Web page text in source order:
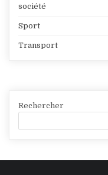
société
Sport
Transport
Rechercher